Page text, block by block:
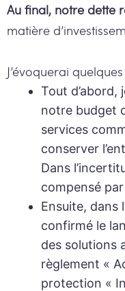
Au final, notre dette
matière
J’évoquerai
Tout d’abord,
notre budget
services
conserver
Dans
compensé
Ensuite, dans
confirmé le
des solutions
règlement «
protection «